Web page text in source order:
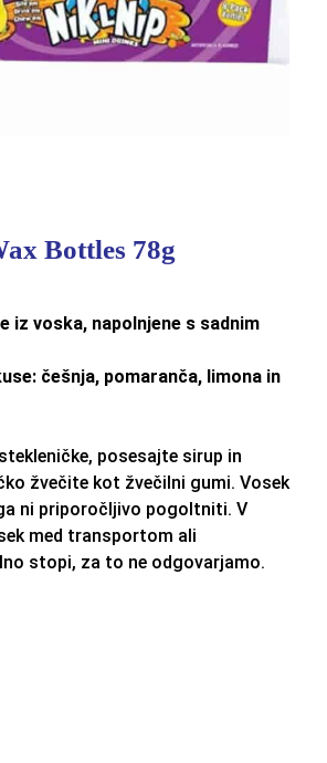
Bottles 78g
iz voska, napolnjene s sadnim
češnja, pomaranča, limona in
posesajte sirup in
žvečite kot žvečilni gumi. Vosek
ni priporočljivo pogoltniti. V
med transportom ali
stopi, za to ne odgovarjamo.